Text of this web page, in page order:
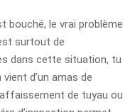
bouché, le vrai problème
surtout de
dans cette situation, tu
d’un amas de
de tuyau ou